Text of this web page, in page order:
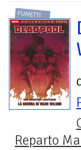
FUMETTI
Reparto